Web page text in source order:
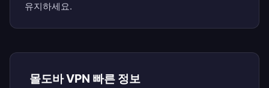
유지하세요.
몰도바 VPN 빠른 정보